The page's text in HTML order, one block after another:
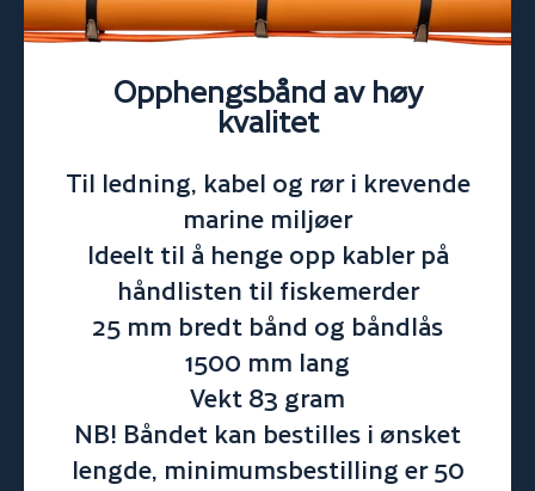
Opphengsbånd av høy
kvalitet
Til ledning, kabel og rør i krevende
marine miljøer
Ideelt til å henge opp kabler på
håndlisten til fiskemerder
25 mm bredt bånd og båndlås
1500 mm lang
Vekt 83 gram
NB! Båndet kan bestilles i ønsket
lengde, minimumsbestilling er 50